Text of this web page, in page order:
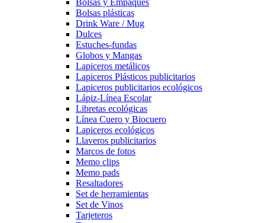
Bolsas y Empaques
Bolsas plásticas
Drink Ware / Mug
Dulces
Estuches-fundas
Globos y Mangas
Lapiceros metálicos
Lapiceros Plásticos publicitarios
Lapiceros publicitarios ecológicos
Lápiz-Línea Escolar
Libretas ecológicas
Línea Cuero y Biocuero
Lapiceros ecológicos
Llaveros publicitarios
Marcos de fotos
Memo clips
Memo pads
Resaltadores
Set de herramientas
Set de Vinos
Tarjeteros